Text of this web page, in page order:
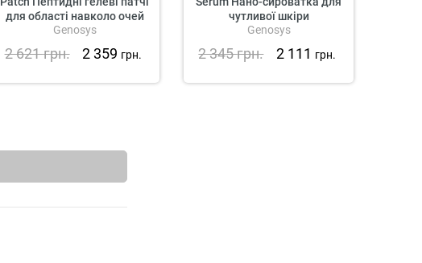
для області навколо очей
Genosys
2 621грн. 2 359 грн.
чутливої шкіри
Genosys
2 345грн. 2 111 грн.